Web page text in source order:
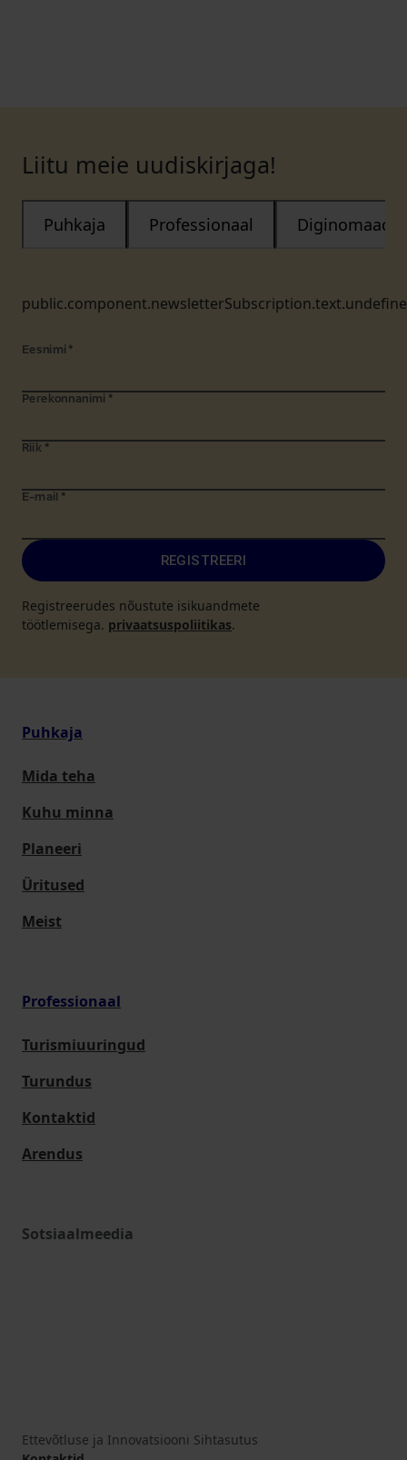
Liitu meie uudiskirjaga!
Puhkaja Professionaal Diginomaad
Eesnimi *
Perekonnanimi *
Riik *
E-mail *
REGISTREERI
Registreerudes nõustute isikuandmete
töötlemisega. privaatsuspoliitikas.
Puhkaja
Mida teha
Kuhu minna
Planeeri
Üritused
Meist
Professionaal
Turismiuuringud
Turundus
Kontaktid
Arendus
Sotsiaalmeedia
Ettevõtluse ja Innovatsiooni Sihtasutus